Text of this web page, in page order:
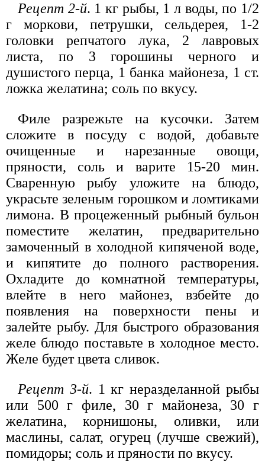
Рецепт 2-й. 1 кг рыбы, 1 л воды, по 1/2
г моркови, петрушки, сельдерея, 1-2
головки репчатого лука, 2 лавровых
листа, по 3 горошины черного и
душистого перца, 1 банка майонеза, 1 ст.
ложка желатина; соль по вкусу.
Филе разрежьте на кусочки. Затем
сложите в посуду с водой, добавьте
очищенные и нарезанные овощи,
пряности, соль и варите 15-20 мин.
Сваренную рыбу уложите на блюдо,
украсьте зеленым горошком и ломтиками
лимона. В процеженный рыбный бульон
поместите желатин, предварительно
замоченный в холодной кипяченой воде,
и кипятите до полного растворения.
Охладите до комнатной температуры,
влейте в него майонез, взбейте до
появления на поверхности пены и
залейте рыбу. Для быстрого образования
желе блюдо поставьте в холодное место.
Желе будет цвета сливок.
Рецепт 3-й. 1 кг неразделанной рыбы
или 500 г филе, 30 г майонеза, 30 г
желатина, корнишоны, оливки, или
маслины, салат, огурец (лучше свежий),
помидоры; соль и пряности по вкусу.